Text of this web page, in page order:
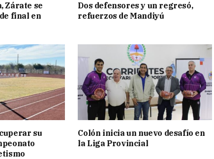
Zárate se
final en
Dos defensores y un regresó,
refuerzos de Mandiyú
su
Colón inicia un nuevo desafío en
la Liga Provincial